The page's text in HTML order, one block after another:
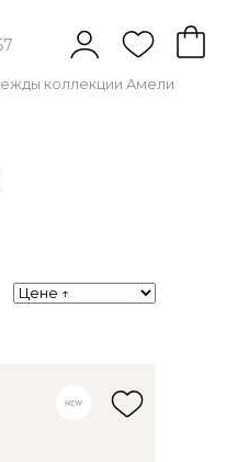
коллекции Амели